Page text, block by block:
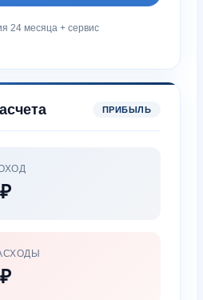
24 месяца + сервис
ПРИБЫЛЬ